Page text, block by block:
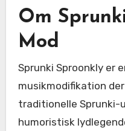
Om
Mod
Sprunki Sproonkly er en kaotisk og energifyldt
musikmodifikation
traditionelle Sprunki-
humoristisk